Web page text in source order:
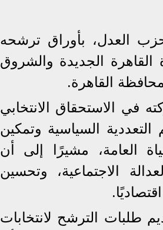
العدل، بأوراق ترشحه
2025 عن دائرة القاهرة الجديدة والشروق
القاهرة.
في الاستحقاق الانتخابي
السياسية وتمكين
العامة، مشيرًا إلى أن
الاجتماعية، وتحسين
طلبات الترشح لانتخابات